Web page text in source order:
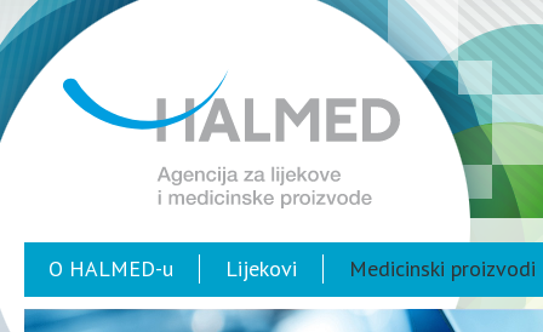
O HALMED-u Lijekovi Medicinski proizvodi